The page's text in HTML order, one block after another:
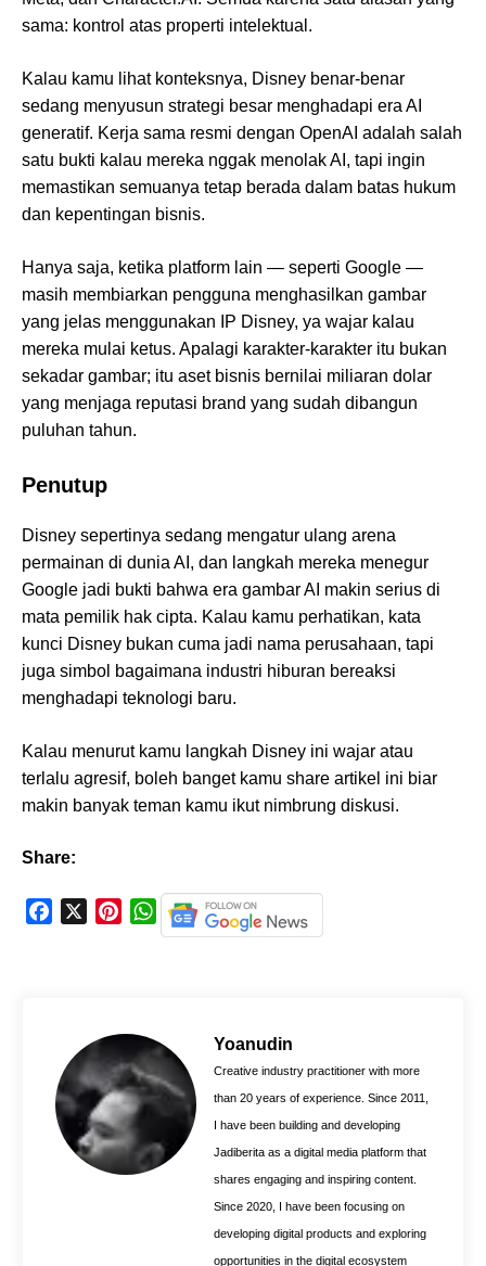
sama: kontrol atas properti intelektual.
Kalau kamu lihat konteksnya, Disney benar-benar
sedang menyusun strategi besar menghadapi era AI
generatif. Kerja sama resmi dengan OpenAI adalah salah
satu bukti kalau mereka nggak menolak AI, tapi ingin
memastikan semuanya tetap berada dalam batas hukum
dan kepentingan bisnis.
Hanya saja, ketika platform lain — seperti Google —
masih membiarkan pengguna menghasilkan gambar
yang jelas menggunakan IP Disney, ya wajar kalau
mereka mulai ketus. Apalagi karakter-karakter itu bukan
sekadar gambar; itu aset bisnis bernilai miliaran dolar
yang menjaga reputasi brand yang sudah dibangun
puluhan tahun.
Penutup
Disney sepertinya sedang mengatur ulang arena
permainan di dunia AI, dan langkah mereka menegur
Google jadi bukti bahwa era gambar AI makin serius di
mata pemilik hak cipta. Kalau kamu perhatikan, kata
kunci Disney bukan cuma jadi nama perusahaan, tapi
juga simbol bagaimana industri hiburan bereaksi
menghadapi teknologi baru.
Kalau menurut kamu langkah Disney ini wajar atau
terlalu agresif, boleh banget kamu share artikel ini biar
makin banyak teman kamu ikut nimbrung diskusi.
Share:
k
e
s
t
W
h
A
p
Yoanudin
Creative industry practitioner with more
than 20 years of experience. Since 2011,
I have been building and developing
Jadiberita as a digital media platform that
shares engaging and inspiring content.
Since 2020, I have been focusing on
developing digital products and exploring
opportunities in the digital ecosystem